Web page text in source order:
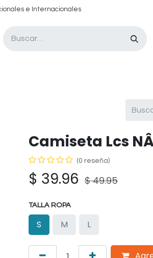
e ​​​Internacionales​
Camiseta Lcs
(0 reseña)
$ 39.96 $49.95
TALLA ROPA
S M L